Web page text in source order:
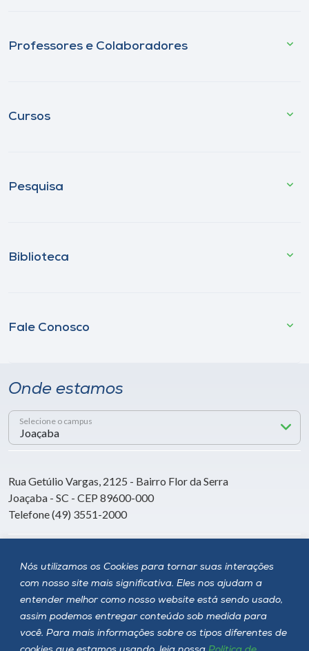
Nós utilizamos os Cookies para tornar suas interações
com nosso site mais significativa. Eles nos ajudam a
entender melhor como nosso website está sendo usado,
assim podemos entregar conteúdo sob medida para
você. Para mais informações sobre os tipos diferentes de
Professores e Colaboradores
Cursos
Pesquisa
Biblioteca
Fale Conosco
Onde estamos
Selecione o campus
Rua Getúlio Vargas, 2125 - Bairro Flor da Serra
Joaçaba - SC - CEP 89600-000
Telefone (49) 3551-2000
Siga a Unoesc